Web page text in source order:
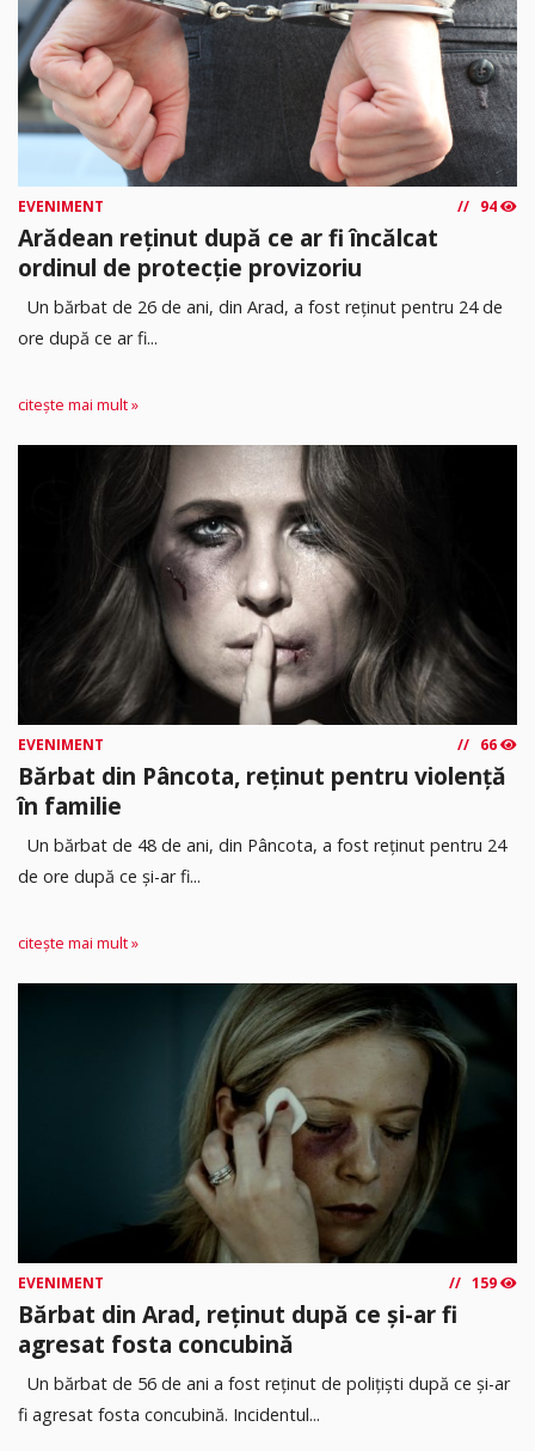
EVENIMENT 94
Arădean reținut după ce ar fi încălcat
ordinul de protecție provizoriu
Un bărbat de 26 de ani, din Arad, a fost reținut pentru 24 de
ore după ce ar fi...
citește mai mult »
EVENIMENT 66
Bărbat din Pâncota, reținut pentru violență
în familie
Un bărbat de 48 de ani, din Pâncota, a fost reținut pentru 24
de ore după ce și-ar fi...
citește mai mult »
EVENIMENT 159
Bărbat din Arad, reținut după ce și-ar fi
agresat fosta concubină
Un bărbat de 56 de ani a fost reținut de polițiști după ce și-ar
fi agresat fosta concubină. Incidentul...